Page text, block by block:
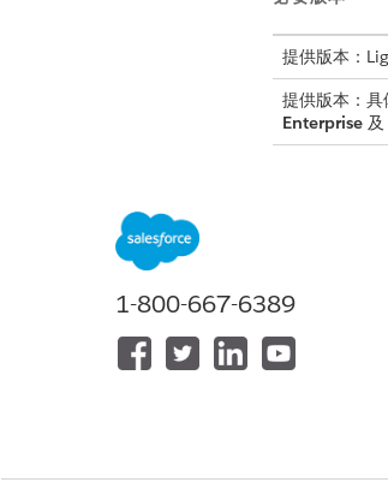
提供版本：
提供版本：
Enterprise及
若要設定並
若要使用
API 名稱
1-800-667-6389